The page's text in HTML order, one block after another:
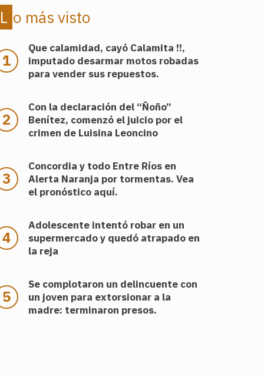
Lo más visto
Que calamidad, cayó Calamita !!,
imputado desarmar motos robadas
para vender sus repuestos.
Con la declaración del “Ñoño”
Benítez, comenzó el juicio por el
crimen de Luisina Leoncino
Concordia y todo Entre Ríos en
Alerta Naranja por tormentas. Vea
el pronóstico aquí.
Adolescente intentó robar en un
supermercado y quedó atrapado en
la reja
Se complotaron un delincuente con
un joven para extorsionar a la
madre: terminaron presos.